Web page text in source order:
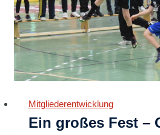
Mitgliederentwicklung
Ein großes Fest –